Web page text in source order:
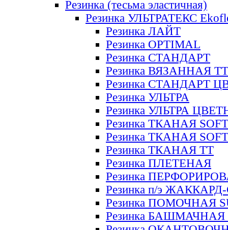
Резинка (тесьма эластичная)
Резинка УЛЬТРАТЕКС
Резинка ЛАЙТ
Резинка OPTIMAL
Резинка СТАНДАРТ
Резинка ВЯЗАННАЯ ТТ
Резинка СТАНДАРТ
Резинка УЛЬТРА
Резинка УЛЬТРА
Резинка ТКАНАЯ SOFT
Резинка ТКАНАЯ
Резинка ТКАНАЯ ТТ
Резинка ПЛЕТЕНАЯ
Резинка
Резинка п/э
Резинка ПОМОЧНАЯ
Резинка БАШМАЧНАЯ